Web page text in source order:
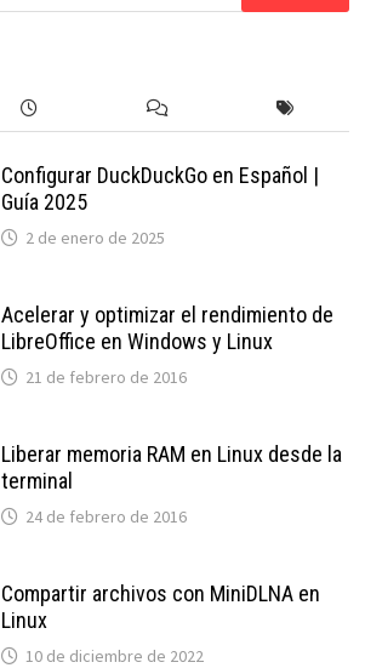
Configurar DuckDuckGo en Español |
Guía 2025
2 de enero de 2025
Acelerar y optimizar el rendimiento de
LibreOffice en Windows y Linux
21 de febrero de 2016
Liberar memoria RAM en Linux desde la
terminal
24 de febrero de 2016
Compartir archivos con MiniDLNA en
Linux
10 de diciembre de 2022